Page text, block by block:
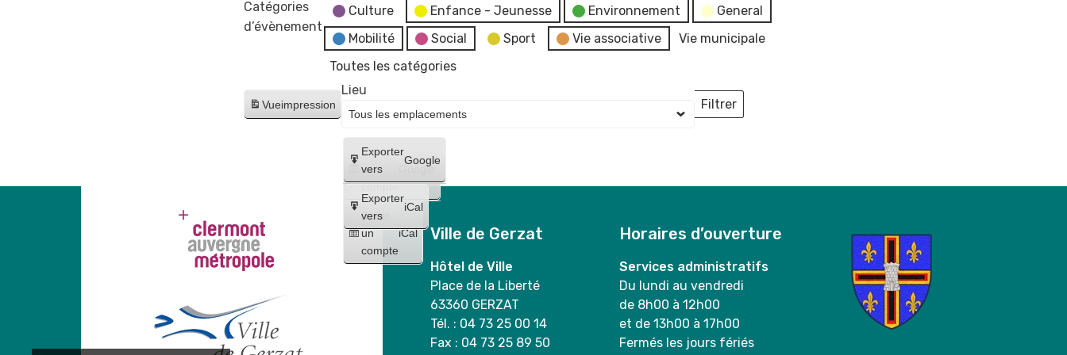
France
Services
Catégories
d’évènement
Culture Enfance - Jeunesse Environnement
General
Mobilité
Social Sport Vie associative
Vie municipale
Toutes les catégories
Vueimpression
Créer
un
compte
Google
Créer
un
compte
iCal
Exporter
vers
Google
Exporter
vers
iCal
Lieu
Filtrer
Lieux
Ville de Gerzat
Hôtel de Ville
Place de la Liberté
63360 GERZAT
Tél. : 04 73 25 00 14
Fax : 04 73 25 89 50
Horaires d’ouverture
Services administratifs
Du lundi au vendredi
de 8h00 à 12h00
et de 13h00 à 17h00
Fermés les jours fériés